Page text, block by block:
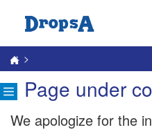
>
Page under
We apologize for the